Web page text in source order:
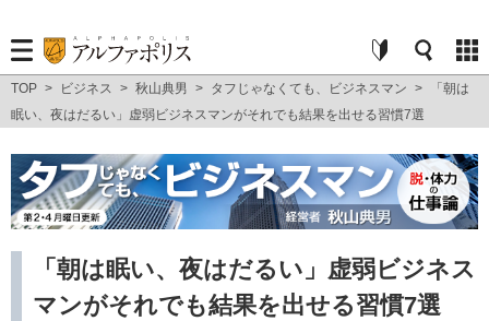
TOP > ビジネス > 秋山典男 > タフじゃなくても、ビジネスマン >
「朝は
眠い、夜はだるい」虚弱ビジネスマンがそれでも結果を出せる習慣7選
「朝は眠い、夜はだるい」虚弱ビジネス
マンがそれでも結果を出せる習慣7選